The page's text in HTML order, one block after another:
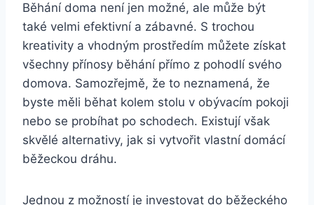
Běhání doma není jen možné, ale může být
také velmi efektivní a zábavné. S trochou
kreativity a vhodným prostředím můžete získat
všechny přínosy běhání přímo z pohodlí svého
domova. Samozřejmě, že to neznamená, že
byste měli běhat kolem stolu v obývacím pokoji
nebo se probíhat po schodech. Existují však
skvělé alternativy, jak si vytvořit vlastní domácí
běžeckou dráhu.
Jednou z možností je investovat do běžeckého